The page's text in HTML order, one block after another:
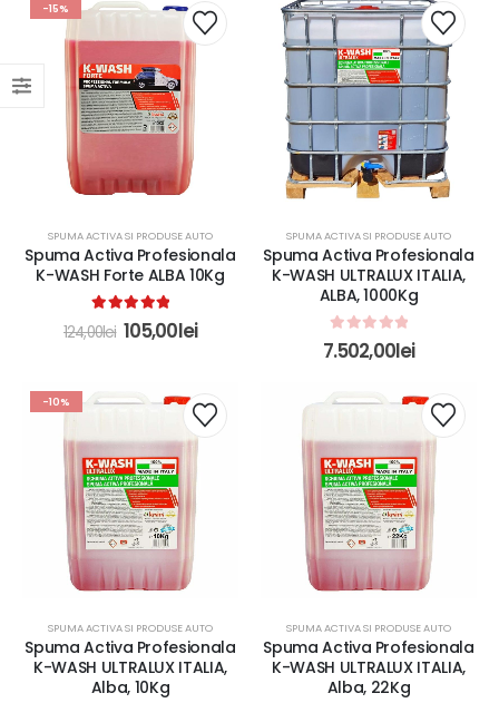
-15%
SPUMA ACTIVA SI PRODUSE AUTO
Spuma Activa Profesionala
K-WASH Forte ALBA 10Kg
out of 5
124,00lei 105,00lei
SPUMA ACTIVA SI PRODUSE AUTO
Spuma Activa Profesionala
K-WASH ULTRALUX ITALIA,
ALBA, 1000Kg
0 out of 5
7.502,00lei
-10%
SPUMA ACTIVA SI PRODUSE AUTO
Spuma Activa Profesionala
K-WASH ULTRALUX ITALIA,
Alba, 10Kg
SPUMA ACTIVA SI PRODUSE AUTO
Spuma Activa Profesionala
K-WASH ULTRALUX ITALIA,
Alba, 22Kg